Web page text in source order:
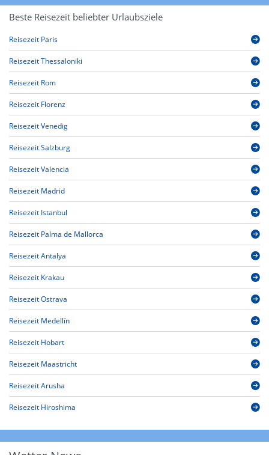
Beste Reisezeit beliebter Urlaubsziele
Reisezeit Paris
Reisezeit Thessaloniki
Reisezeit Rom
Reisezeit Florenz
Reisezeit Venedig
Reisezeit Salzburg
Reisezeit Valencia
Reisezeit Madrid
Reisezeit Istanbul
Reisezeit Palma de Mallorca
Reisezeit Antalya
Reisezeit Krakau
Reisezeit Ostrava
Reisezeit Medellín
Reisezeit Hobart
Reisezeit Maastricht
Reisezeit Arusha
Reisezeit Hiroshima